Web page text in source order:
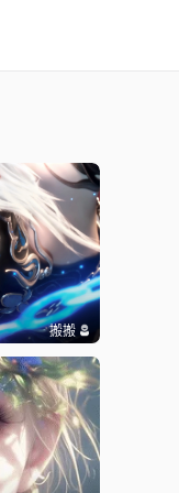
搬搬